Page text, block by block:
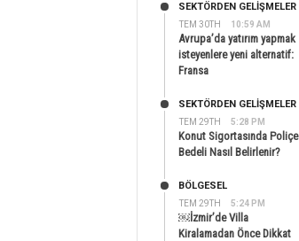
TEM 30TH 10:59 AM
SEKTÖRDEN GELIŞMELER
Avrupa’da yatırım yapmak
isteyenlere yeni alternatif:
Fransa
TEM 29TH 5:28 PM
SEKTÖRDEN GELIŞMELER
Konut Sigortasında Poliçe
Bedeli Nasıl Belirlenir?
TEM 29TH 5:24 PM
BÖLGESEL
￼İzmir’de Villa
Kiralamadan Önce Dikkat